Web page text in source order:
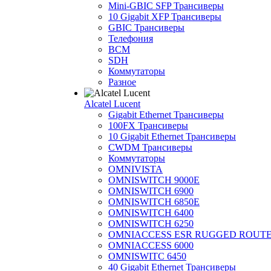
Mini-GBIC SFP Трансиверы
10 Gigabit XFP Трансиверы
GBIC Трансиверы
Телефония
BCM
SDH
Коммутаторы
Разное
Alcatel Lucent
Gigabit Ethernet Трансиверы
100FX Трансиверы
10 Gigabit Ethernet Трансиверы
CWDM Трансиверы
Коммутаторы
OMNIVISTA
OMNISWITCH 9000E
OMNISWITCH 6900
OMNISWITCH 6850E
OMNISWITCH 6400
OMNISWITCH 6250
OMNIACCESS ESR RUGGED
OMNIACCESS 6000
OMNISWITC 6450
40 Gigabit Ethernet Трансиверы